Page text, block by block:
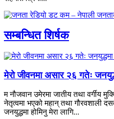
सम्बन्धित शिर्षक
मेरो जीवनमा असार २६ गतेः
म नौजवान उमेरमा जातीय तथा वर्गीय
नेतृत्वमा भएको महान् तथा गौरवशाली
जनयुद्धमा होमिनु मेरा लागि...